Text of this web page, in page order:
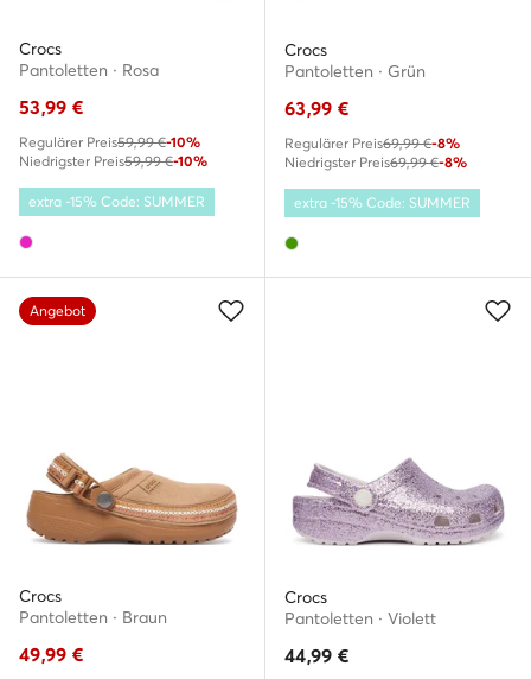
Crocs
Pantoletten · Rosa
53,99 €
Regulärer Preis59,99 €-10%
Niedrigster Preis59,99 €-10%
extra -15% Code: SUMMER
Crocs
Pantoletten · Grün
63,99 €
Regulärer Preis69,99 €-8%
Niedrigster Preis69,99 €-8%
extra -15% Code: SUMMER
Angebot
Crocs
Pantoletten · Braun
49,99 €
Crocs
Pantoletten · Violett
44,99 €